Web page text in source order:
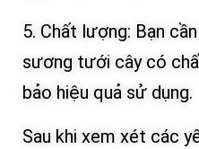
5. Chất lượng: Bạn
sương tưới cây có
bảo hiệu quả sử dụng.
Sau khi xem xét các